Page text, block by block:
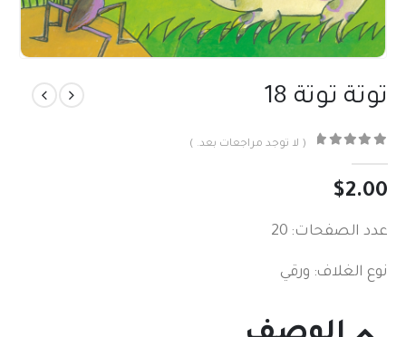
توتة توتة 18
( لا توجد مراجعات بعد. )
$2.00
عدد الصفحات: 20
نوع الغلاف: ورقي